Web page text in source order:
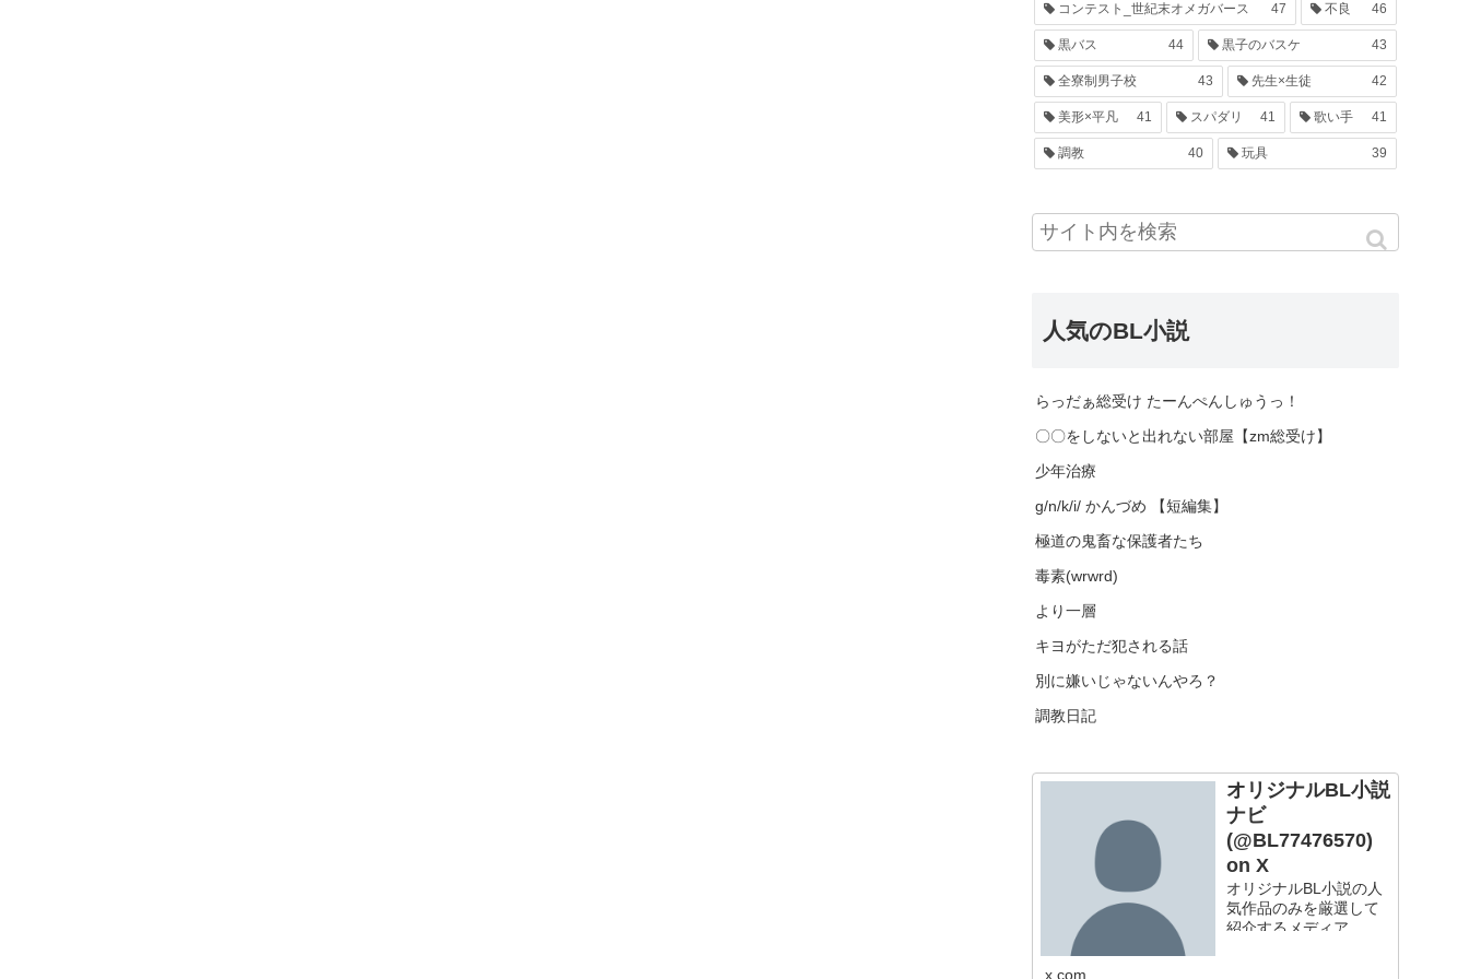
コンテスト_世紀末オメガバース 47 不良 46
黒バス 44 黒子のバスケ 43
全寮制男子校 43 先生×生徒 42
美形×平凡 41 スパダリ 41 歌い手 41
調教 40 玩具 39
人気のBL小説
らっだぁ総受け たーんぺんしゅうっ！
〇〇をしないと出れない部屋【zm総受け】
少年治療
g/n/k/i/ かんづめ 【短編集】
極道の鬼畜な保護者たち
毒素(wrwrd)
より一層
キヨがただ犯される話
別に嫌いじゃないんやろ？
調教日記
オリジナルBL小説
ナビ
(@BL77476570)
on X
オリジナルBL小説の人
気作品のみを厳選して
紹介するメディア
x.com